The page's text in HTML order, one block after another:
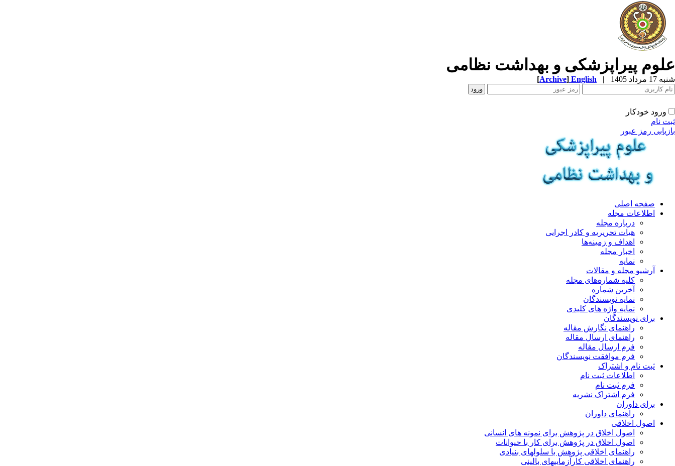
علوم پیراپزشکی و بهداشت نظامی
شنبه 17 مرداد 1405 |
English
[Archive]
ورود خودکار
ثبت نام
بازیابی رمز عبور
صفحه اصلی
اطلاعات مجله
درباره مجله
هیات تحریریه و کادر اجرایی
اهداف و زمینه‌ها
اخبار مجله
نمایه
آرشیو مجله و مقالات
کلیه شماره‌های مجله
آخرین شماره
نمایه نویسندگان
نمایه واژه های کلیدی
برای نویسندگان
راهنمای نگارش مقاله
راهنمای ارسال مقاله
فرم ارسال مقاله
فرم موافقت نویسندگان
ثبت نام و اشتراک
اطلاعات ثبت نام
فرم ثبت نام
فرم اشتراک نشریه
برای داوران
راهنمای داوران
اصول اخلاقی
اصول اخلاق در پژوهش برای نمونه های انسانی
اصول اخلاق در پژوهش برای کار با حیوانات
راهنمای اخلاقی پژوهش با سلولهای بنیادی
راهنمای اخلاقی کارآزماییهای بالینی